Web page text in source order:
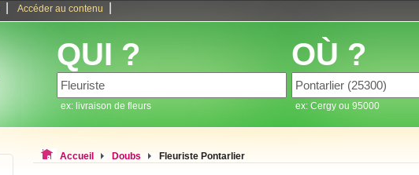
Accéder au contenu
QUI ?
ex: livraison de fleurs
OÙ ?
ex: Cergy ou 95000
Accueil Doubs Fleuriste Pontarlier